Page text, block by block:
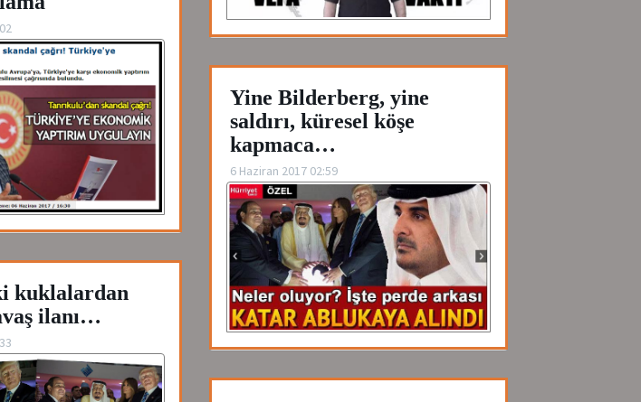
Yine Bilderberg, yine
saldırı, küresel köşe
kapmaca…
6 Haziran 2017 02:59
kuklalardan
ilanı…